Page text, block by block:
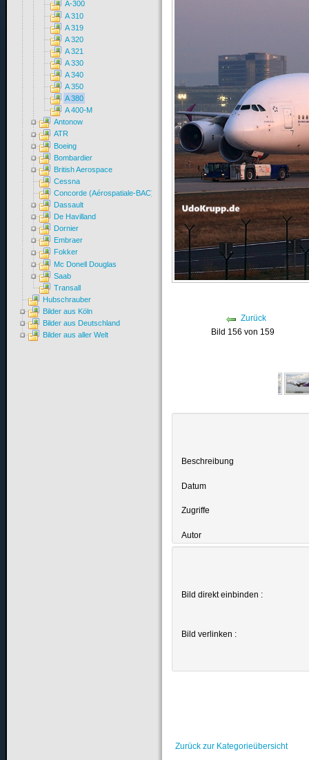
Zurück
Bild 156 von 159
Beschreibung
Datum
Zugriffe
Autor
Bild direkt einbinden :
Bild verlinken :
Zurück zur Kategorieübersicht
A-300
A 310
A 319
A 320
A 321
A 330
A 340
A 350
A 380
A 400-M
Antonow
ATR
Boeing
Bombardier
British Aerospace
Cessna
Concorde (Aérospatiale-BAC)
Dassault
De Havilland
Dornier
Embraer
Fokker
Mc Donell Douglas
Saab
Transall
Hubschrauber
Bilder aus Köln
Bilder aus Deutschland
Bilder aus aller Welt